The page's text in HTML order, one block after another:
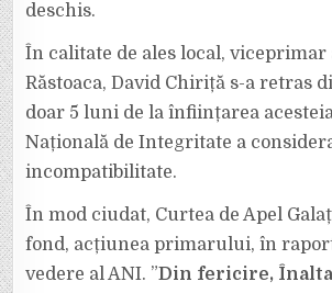
deschis.
În calitate de ales local,
Răstoaca, David Chiriță s-a retras
doar 5 luni de la înființarea
Națională de Integritate a
incompatibilitate.
În mod ciudat, Curtea de Apel
fond, acțiunea primarului, în
vedere al ANI. ”Din fericire,